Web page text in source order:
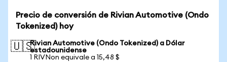
Precio de conversión de Rivian Automotive (Ondo
Tokenized) hoy
🇺🇸Rivian Automotive (Ondo Tokenized) a Dólar
estadounidense
1 RIVNon equivale a 15,48 $